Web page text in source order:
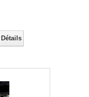
Détails